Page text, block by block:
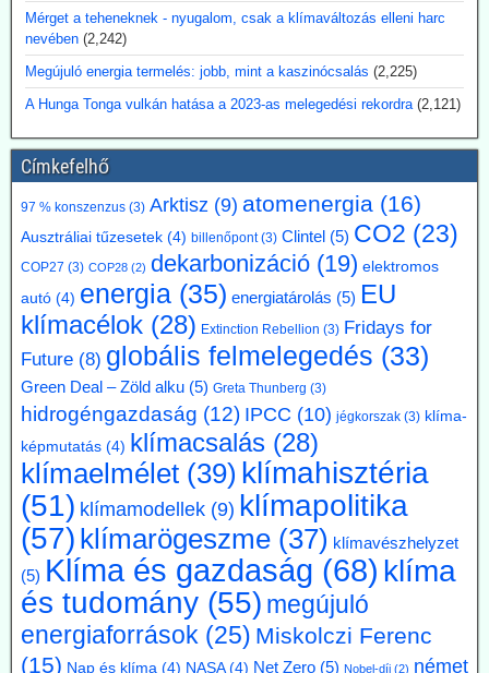
Argentína az Atucha-i atomerőmű-telepen egy új, körülbelül 300
megawatt teljesítményű atomreaktort kíván építeni. A projektet
teljes egészében magánforrásokból finanszírozzák, és a beruházás
összege várhatóan eléri az 1,2 milliárd amerikai dollárt. Luis Caputo
gazdasági miniszter július elején mutatta be a terveket a projekt
ACR-300 nevű argentin reaktortervet kívánja elsőként kereskedelmi
célokra megvalósítani.
Kommentárunk: Ezek szerint Argentínáról nemcsak pénzügy
válságok említése során hallhatunk, hanem nukleáris technológiánál
is. A 300 MW Paks II teljesítményének kb. egyhetede.
2026.07.17. Blackout News: A német RWE
vezérigazgatója a német - az uniós vállalásoknál
5 évvel előbbre hozott - klímacélok eltörlését kéri
Markus Krebber, az RWE vezérigazgatója azt követeli, hogy
hosszabbítsák meg a német klímacélok elérése határidejét, és a
klímasemlegességet 2045-ről 2050-re halasszák el. Úgy véli, hogy a
korábbi, az EU 2050-es célévétől eltérő német „különút” gazdasági
szempontból káros és klímapolitikai szempontból hatástalan.
Vassiliadis, szakszervezeti vezetője támogatja a kezdeményezést,
mivel a magas energiaköltségek, a gyenge konjunktúra és a rövid
beruházási határidők elsősorban az energiaintenzív vállalkozásokat
terhelik. A törvényes cél azonban továbbra is érvényben marad,
amíg a Bundestag nem módosítja az éghajlatvédelmi törvényt.
Kommentárunk: Az öt év halasztás kb. annyit jelent, mint
fuldoklónak a szalmaszál. És evvel a két idézett vezető is tisztában
van.
2026.07.17. Műszaki Magazin: A BME kutatói
segítenek kideríteni, hogyan lehetne Budapestre
Mérget a teheneknek - nyugalom, csak a klímaváltozás elleni harc
nevében (2,242)
Megújuló energia termelés: jobb, mint a kaszinócsalás (2,225)
A Hunga Tonga vulkán hatása a 2023-as melegedési rekordra (2,121)
Címkefelhő
97 % konszenzus (3) Arktisz (9) atomenergia (16)
Ausztráliai tűzesetek (4) billenőpont(3) Clintel (5) CO2 (23)
COP27 (3) COP28 (2) dekarbonizáció (19) elektromos
autó (4) energia (35) energiatárolás (5) EU
klímacélok (28) Extinction Rebellion (3) Fridays for
Future (8) globális felmelegedés (33)
Green Deal – Zöld alku (5) Greta Thunberg (3)
hidrogéngazdaság (12) IPCC (10) jégkorszak (3) klíma-
képmutatás (4) klímacsalás (28)
klímaelmélet (39) klímahisztéria
(51) klímamodellek (9) klímapolitika
(57) klímarögeszme (37) klímavészhelyzet
(5) Klíma és gazdaság (68) klíma
és tudomány (55) megújuló
energiaforrások (25) Miskolczi Ferenc
(15) Nap és klíma (4) NASA(4) Net Zero (5) Nobel-díj (2) német